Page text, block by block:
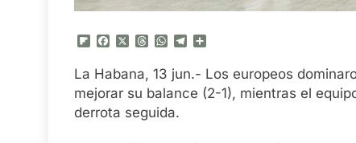
Flipboard
FacebookThreadsWhatsApp
Telegram
La Habana, 13 jun.- Los europeos
mejorar su balance (2-1), mientras el
derrota seguida.